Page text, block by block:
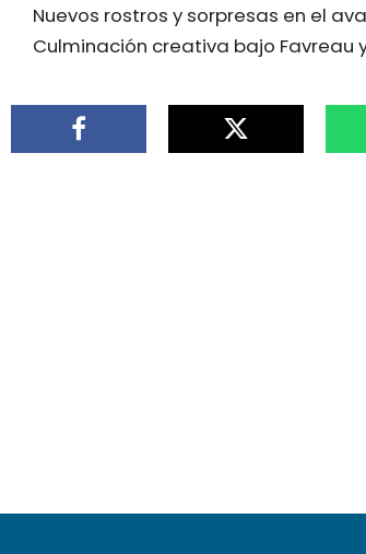
Nuevos rostros y sorpresas en el
Culminación creativa bajo Favreau